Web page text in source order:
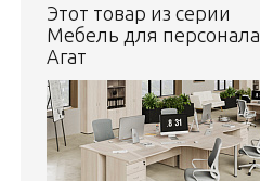
Этот товар из серии
Мебель для персонала
Агат